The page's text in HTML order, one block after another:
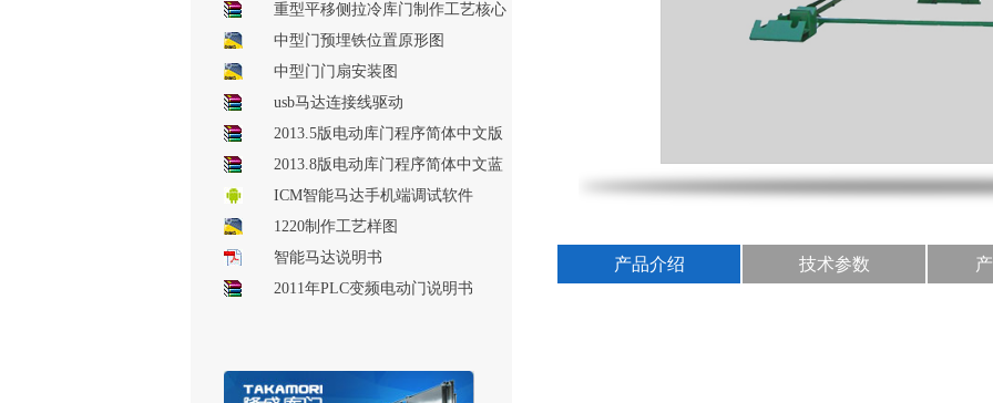
重型平移侧拉冷库门制作工艺核心
文件
中型门预埋铁位置原形图
中型门门扇安装图
usb马达连接线驱动
2013.5版电动库门程序简体中文版
2013.8版电动库门程序简体中文蓝
牙版
ICM智能马达手机端调试软件
1220制作工艺样图
智能马达说明书
2011年PLC变频电动门说明书
产品介绍 技术参数